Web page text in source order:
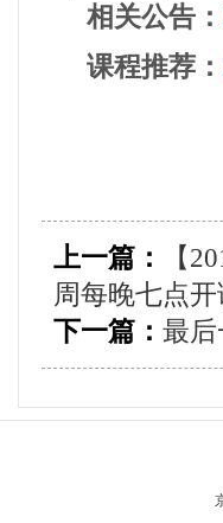
相关公告：
课程推荐：
上一篇：
【
周每晚七点开
下一篇： 最后